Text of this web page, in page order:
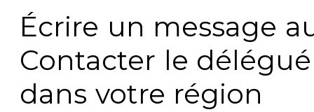
Écrire un message
Contacter le
dans votre région